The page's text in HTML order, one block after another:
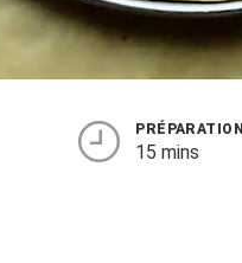
PRÉPARATION
15 mins